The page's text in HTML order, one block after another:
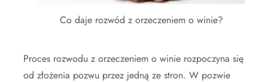
Co daje rozwód z orzeczeniem o winie?
Proces rozwodu z orzeczeniem o winie rozpoczyna się
od złożenia pozwu przez jedną ze stron. W pozwie